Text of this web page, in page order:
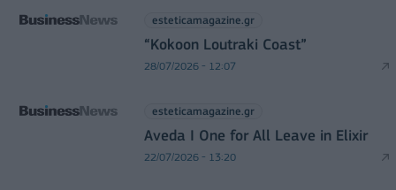
esteticamagazine.gr
“Kokoon Loutraki Coast”
28/07/2026 - 12:07
esteticamagazine.gr
Aveda I One for All Leave in Elixir
22/07/2026 - 13:20